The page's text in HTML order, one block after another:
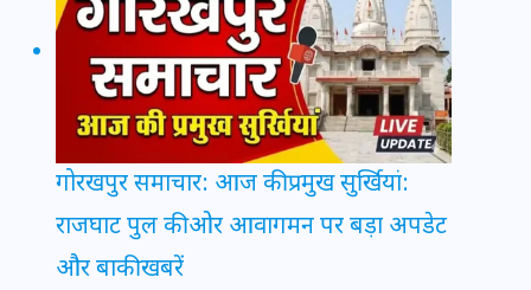
गोरखपुर समाचार: आज की प्रमुख सुर्खियां:
राजघाट पुल की ओर आवागमन पर बड़ा अपडेट
और बाकी खबरें